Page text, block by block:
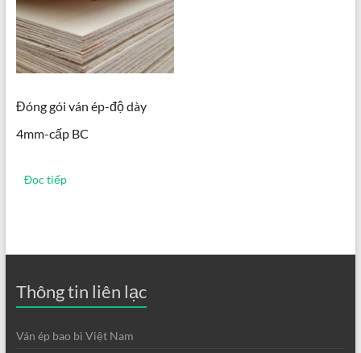
Đóng gói ván ép-độ dày
4mm-cấp BC
Đọc tiếp
Thông tin liên lạc
Ván ép bao bì Việt Nam